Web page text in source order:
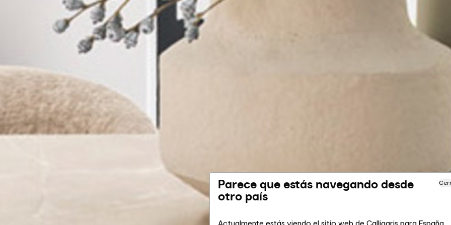
Parece que estás navegando desde
otro país
Actualmente estás viendo el sitio web de Calligaris para España.